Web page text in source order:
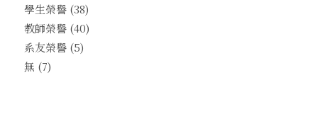
學生榮譽(38)
教師榮譽(40)
系友榮譽(5)
無 (7)